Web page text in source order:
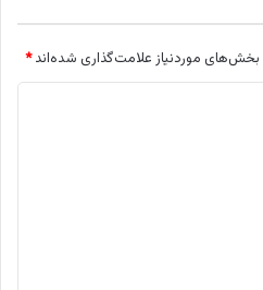
بخش‌های موردنیاز علامت‌گذاری شده‌اند*